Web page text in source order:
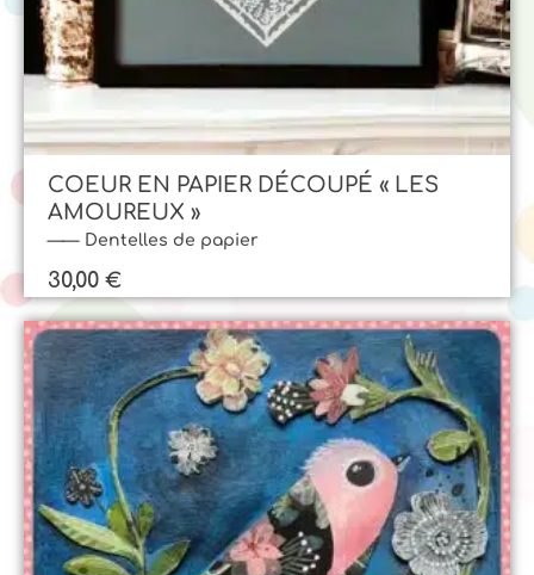
Dentelles de papier
COEUR EN PAPIER DÉCOUPÉ « LES
AMOUREUX »
30,00 €